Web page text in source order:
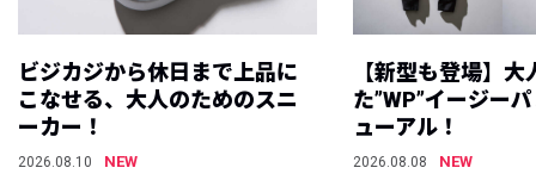
ビジカジから休日まで上品に
こなせる、大人のためのスニ
ーカー！
2026.08.10
NEW
【新型も登場】大
た”WP”イージー
ューアル！
2026.08.08
NEW